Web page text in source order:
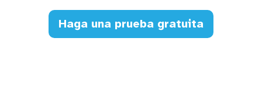
Haga una prueba gratuita